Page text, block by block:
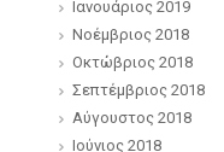
Ιανουάριος 2019
Νοέμβριος 2018
Οκτώβριος 2018
Σεπτέμβριος 2018
Αύγουστος 2018
Ιούνιος 2018